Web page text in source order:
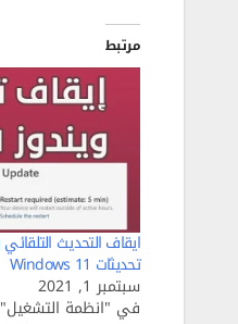
مرتبط
تحديثات Windows 11
سبتمبر 1, 2021
في "انظمة التشغيل"